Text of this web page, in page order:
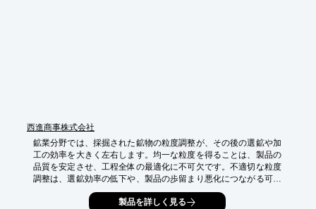
西進商事株式会社
鉱業分野では、採掘された鉱物の粒度調整が、その後の選鉱や加
工の効率を大きく左右します。均一な粒度を得ることは、製品の
品質を安定させ、工程全体の最適化に不可欠です。不適切な粒度
調整は、選鉱効率の低下や、製品の歩留まり悪化につながる可能
性があります。Cole-Parmer社 常温粉砕機（ミキサーミル）は、
鉱物サンプルを粉砕し、混合することで、粒度調整の課題を解決
製品を詳しく見る